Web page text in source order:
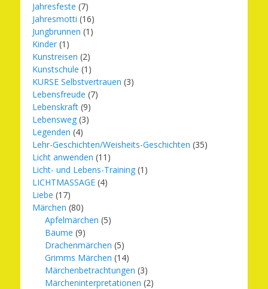
Jahresfeste (7)
Jahresmotti (16)
Jungbrunnen (1)
Kinder (1)
Kunstreisen (2)
Kunstschule (1)
KURSE Selbstvertrauen (3)
Lebensfreude (7)
Lebenskraft (9)
Lebensweg (3)
Legenden (4)
Lehr-Geschichten/Weisheits-Geschichten (35)
Licht anwenden (11)
Licht- und Lebens-Training (1)
LICHTMASSAGE (4)
Liebe (17)
Märchen (80)
Apfelmärchen (5)
Bäume (9)
Drachenmärchen (5)
Grimms Märchen (14)
Märchenbetrachtungen (3)
Märcheninterpretationen (2)